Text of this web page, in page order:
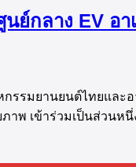
ย์กลาง EV อา
หกรรมยานยนต์ไทย
พ เข้าร่วมเป็นส่วน